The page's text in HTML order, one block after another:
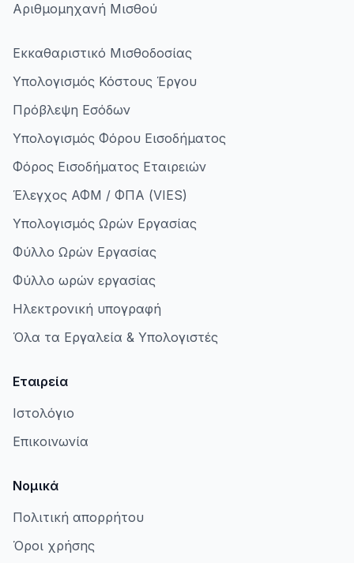
Αριθμομηχανή Μισθού
Εκκαθαριστικό Μισθοδοσίας
Υπολογισμός Κόστους Έργου
Πρόβλεψη Εσόδων
Υπολογισμός Φόρου Εισοδήματος
Φόρος Εισοδήματος Εταιρειών
Έλεγχος ΑΦΜ / ΦΠΑ (VIES)
Υπολογισμός Ωρών Εργασίας
Φύλλο Ωρών Εργασίας
Φύλλο ωρών εργασίας
Ηλεκτρονική υπογραφή
Όλα τα Εργαλεία & Υπολογιστές
Εταιρεία
Ιστολόγιο
Επικοινωνία
Νομικά
Πολιτική απορρήτου
Όροι χρήσης